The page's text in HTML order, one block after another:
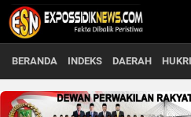
BERANDA INDEKS DAERAH